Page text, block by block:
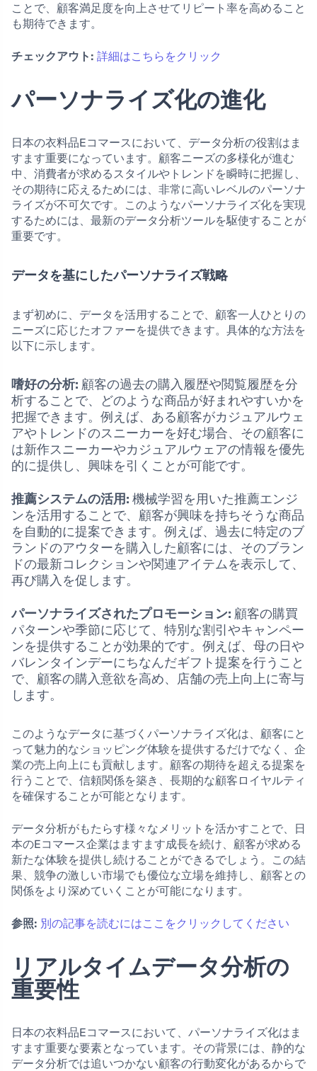
ことで、顧客満足度を向上させてリピート率を高めること
も期待できます。
チェックアウト: 詳細はこちらをクリック
パーソナライズ化の進化
日本の衣料品Eコマースにおいて、データ分析の役割はま
すます重要になっています。顧客ニーズの多様化が進む
中、消費者が求めるスタイルやトレンドを瞬時に把握し、
その期待に応えるためには、非常に高いレベルのパーソナ
ライズが不可欠です。このようなパーソナライズ化を実現
するためには、最新のデータ分析ツールを駆使することが
重要です。
データを基にしたパーソナライズ戦略
まず初めに、データを活用することで、顧客一人ひとりの
ニーズに応じたオファーを提供できます。具体的な方法を
以下に示します。
嗜好の分析: 顧客の過去の購入履歴や閲覧履歴を分
析することで、どのような商品が好まれやすいかを
把握できます。例えば、ある顧客がカジュアルウェ
アやトレンドのスニーカーを好む場合、その顧客に
は新作スニーカーやカジュアルウェアの情報を優先
的に提供し、興味を引くことが可能です。
推薦システムの活用: 機械学習を用いた推薦エンジ
ンを活用することで、顧客が興味を持ちそうな商品
を自動的に提案できます。例えば、過去に特定のブ
ランドのアウターを購入した顧客には、そのブラン
ドの最新コレクションや関連アイテムを表示して、
再び購入を促します。
パーソナライズされたプロモーション: 顧客の購買
パターンや季節に応じて、特別な割引やキャンペー
ンを提供することが効果的です。例えば、母の日や
バレンタインデーにちなんだギフト提案を行うこと
で、顧客の購入意欲を高め、店舗の売上向上に寄与
します。
このようなデータに基づくパーソナライズ化は、顧客にと
って魅力的なショッピング体験を提供するだけでなく、企
業の売上向上にも貢献します。顧客の期待を超える提案を
行うことで、信頼関係を築き、長期的な顧客ロイヤルティ
を確保することが可能となります。
データ分析がもたらす様々なメリットを活かすことで、日
本のEコマース企業はますます成長を続け、顧客が求める
新たな体験を提供し続けることができるでしょう。この結
果、競争の激しい市場でも優位な立場を維持し、顧客との
関係をより深めていくことが可能になります。
参照: 別の記事を読むにはここをクリックしてください
リアルタイムデータ分析の
重要性
日本の衣料品Eコマースにおいて、パーソナライズ化はま
すます重要な要素となっています。その背景には、静的な
データ分析では追いつかない顧客の行動変化があるからで